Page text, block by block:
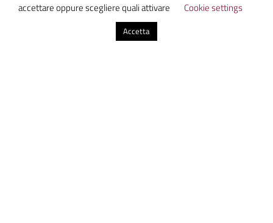
limitando l’acquisto dei biglietti a 4 per persona,
ma a quanto pare non è stato sufficiente. Come
accettare oppure scegliere quali attivare
Cookie settings
Accetta